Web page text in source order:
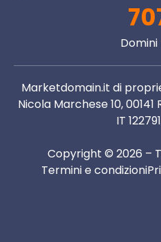
Marketdomain.it di
Nicola Marchese 10,
IT
Copyright © 2026 –
Termini e condizioni